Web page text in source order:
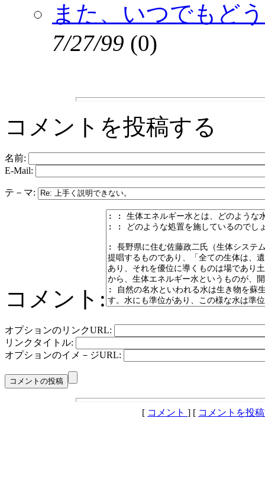
また、いつでもど
7/27/99 (0)
コメントを投稿する
名前:
E-Mail:
テ－マ:
コメント:
オプションのリンクURL:
リンクタイトル:
オプションのイメ－ジURL:
[ コメント ] [ コメントを投